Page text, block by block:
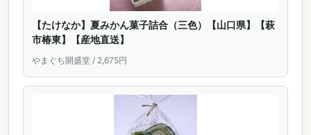
【たけなか】夏みかん菓子詰合（三色）【山口県】【萩
市椿東】【産地直送】
やまぐち開盛堂 / 2,675円